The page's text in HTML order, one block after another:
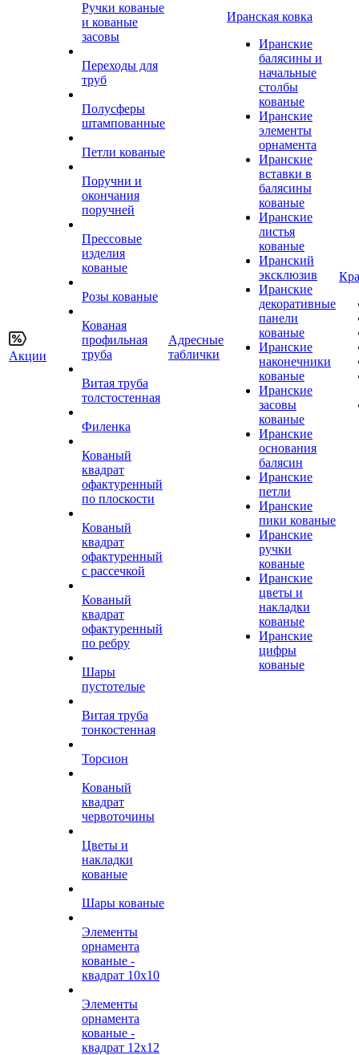
Акции
Ручки кованые
и кованые
засовы
Переходы для
труб
Полусферы
штампованные
Петли кованые
Поручни и
окончания
поручней
Прессовые
изделия
кованые
Розы кованые
Кованая
профильная
труба
Витая труба
толстостенная
Филенка
Кованый
квадрат
офактуренный
по плоскости
Кованый
квадрат
офактуренный
с рассечкой
Кованый
квадрат
офактуренный
по ребру
Шары
пустотелые
Витая труба
тонкостенная
Торсион
Кованый
квадрат
червоточины
Цветы и
накладки
кованые
Шары кованые
Элементы
орнамента
кованые -
квадрат 10х10
Элементы
орнамента
кованые -
квадрат 12х12
Адресные
таблички
Иранская ковка
Иранские
балясины и
начальные
столбы
кованые
Иранские
элементы
орнамента
Иранские
вставки в
балясины
кованые
Иранские
листья
кованые
Иранский
эксклюзив
Иранские
декоративные
панели
кованые
Иранские
наконечники
кованые
Иранские
засовы
кованые
Иранские
основания
балясин
Иранские
петли
Иранские
пики кованые
Иранские
ручки
кованые
Иранские
цветы и
накладки
кованые
Иранские
цифры
кованые